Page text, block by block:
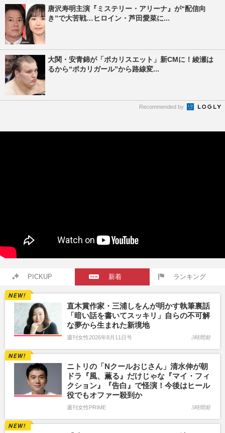
唐沢寿明主演『ミステリー・アリーナ』が“配信向
き”で大苦戦…ヒロイン・芦田愛菜に...
大関・安青錦が「ポカリスエット」新CMに！綾瀬は
るから“ポカリガール”から路線変...
Recommended by
PICKUP 新着 ランキング
直木賞作家・三浦しをんが明かす執筆裏話
「暗い話を書いてスッキリ」自らの不可解
な夢から生まれた新境地
週刊女性2026年8月11日号 3時間前
ニトリの「Nクールおじさん」清水伸が朝
ドラ『風、薫る』だけじゃな『マイ・フィ
クション』『告白』で怪演！今後はヒール
役でもオファー殺到か
週刊女性PRIME 5時間前